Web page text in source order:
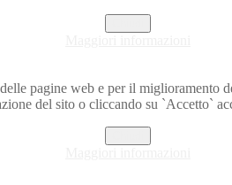
pagine web e per il
del sito o cliccando su `Accetto`